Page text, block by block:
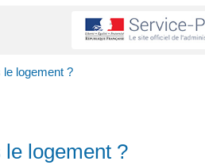
logement ?
logement ?